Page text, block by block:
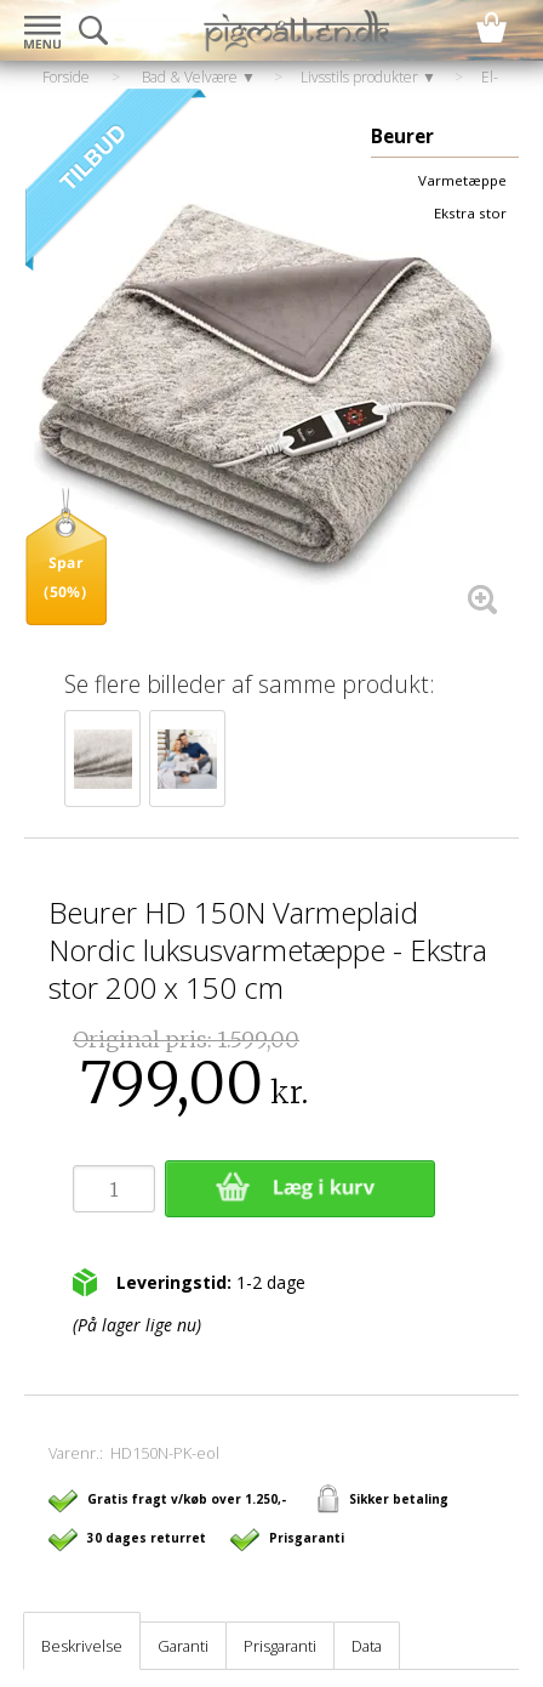
Forside > Bad & Velvære ▼ > Livsstils produkter ▼ >
El-
Varmeplaid / fodvarmere
Beurer
Varmetæppe
Ekstra stor
Spar
(50%)
Se flere billeder af samme produkt:
Beurer HD 150N Varmeplaid
Nordic luksusvarmetæppe - Ekstra
stor 200 x 150 cm
Original pris:1.599,00
799,00 kr.
Leveringstid: 1-2 dage
(På lager lige nu)
Varenr.: HD150N-PK-eol
Gratis fragt v/køb over 1.250,- Sikker betaling
30 dages returret Prisgaranti
Beskrivelse Garanti Prisgaranti Data